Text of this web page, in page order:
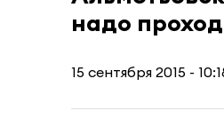
надо
15 сентября 2015 -